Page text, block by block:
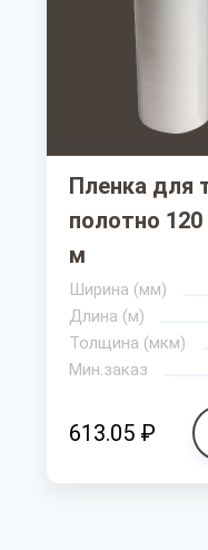
Пленка для
полотно
м
Ширина (мм)
Длина (м)
Толщина (мкм)
Мин.заказ
613.05 ₽